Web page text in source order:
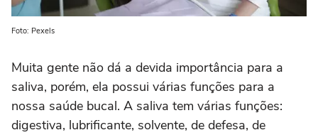
Foto: Pexels
Muita gente não dá a devida importância para a
saliva, porém, ela possui várias funções para a
nossa saúde bucal. A saliva tem várias funções:
digestiva, lubrificante, solvente, de defesa, de